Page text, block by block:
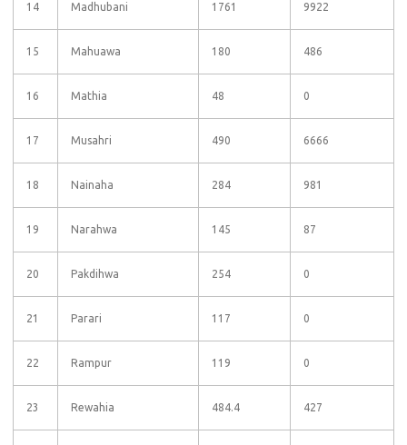
14 Madhubani 1761 9922
15 Mahuawa 180 486
16 Mathia 48 0
17 Musahri 490 6666
18 Nainaha 284 981
19 Narahwa 145 87
20 Pakdihwa 254 0
21 Parari 117 0
22 Rampur 119 0
23 Rewahia 484.4 427